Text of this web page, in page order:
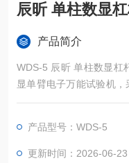
辰昕 单柱数显
产品简介
WDS-5 辰昕 单柱数显杠
显单臂电子万能试验机，
具，无需额外动力即可
子、包装、纺织等行业的
产品型号：WDS-5
更新时间：2026-06-23